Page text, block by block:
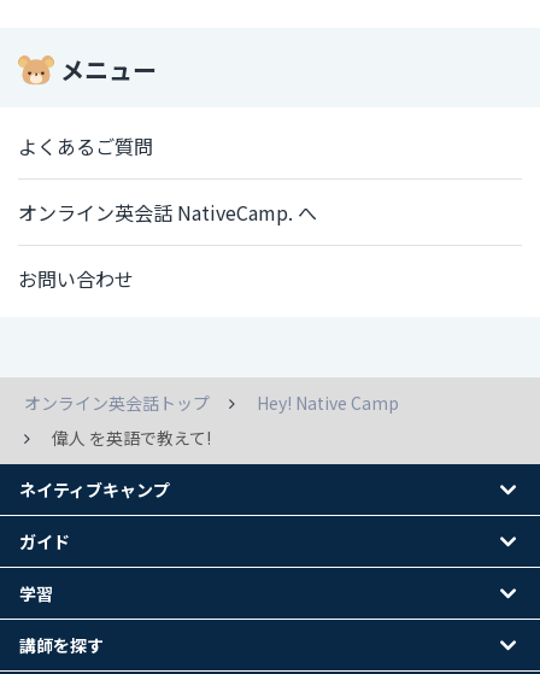
メニュー
よくあるご質問
オンライン英会話 NativeCamp. へ
お問い合わせ
オンライン英会話トップ
Hey! Native Camp
偉人 を英語で教えて!
ネイティブキャンプ
ガイド
学習
講師を探す